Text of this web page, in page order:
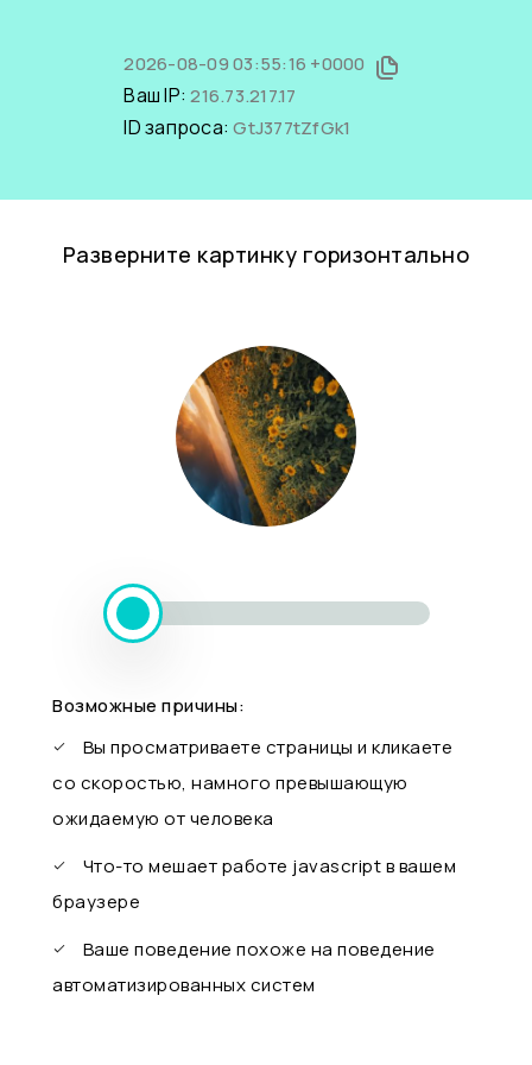
2026-08-09 03:55:16 +0000
Ваш IP:216.73.217.17
ID запроса:GtJ377tZfGk1
Разверните картинку горизонтально
Возможные причины:
Вы просматриваете страницы и кликаете
со скоростью, намного превышающую
ожидаемую от человека
Что-то мешает работе javascript в вашем
браузере
Ваше поведение похоже на поведение
автоматизированных систем